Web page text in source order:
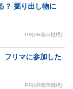
？ 掘り出し物に
PR(UR都市機構)
フリマに参加した
PR(UR都市機構)